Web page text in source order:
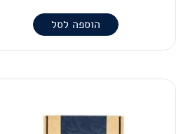
הוספה לסל